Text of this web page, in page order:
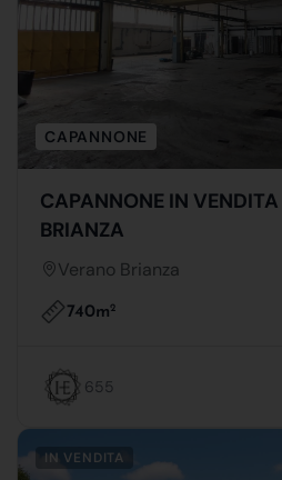
CAPANNONE
CAPANNONE IN
BRIANZA
Verano Brianza
740m2
655
IN VENDITA